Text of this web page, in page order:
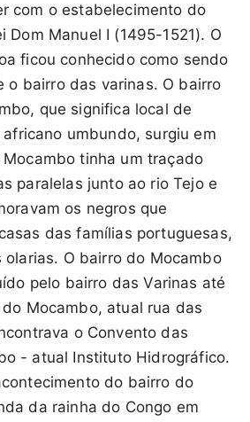
com o estabelecimento do
Dom Manuel I (1495-1521). O
ficou conhecido como sendo
o bairro das varinas. O bairro
que significa local de
umbundo, surgiu em
tinha um traçado
paralelas junto ao rio Tejo e
os negros que
das famílias portuguesas,
olarias. O bairro do Mocambo
pelo bairro das Varinas até
Mocambo, atual rua das
o Convento das
- atual Instituto Hidrográfico.
do bairro do
da rainha do Congo em